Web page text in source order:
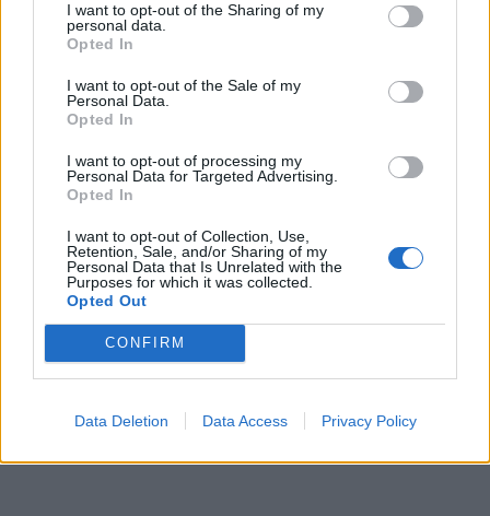
I want to opt-out of the Sharing of my
personal data.
Opted In
I want to opt-out of the Sale of my
Personal Data.
Opted In
I want to opt-out of processing my
Personal Data for Targeted Advertising.
Opted In
I want to opt-out of Collection, Use,
Retention, Sale, and/or Sharing of my
Personal Data that Is Unrelated with the
Purposes for which it was collected.
Opted Out
CONFIRM
Data Deletion Data Access Privacy Policy